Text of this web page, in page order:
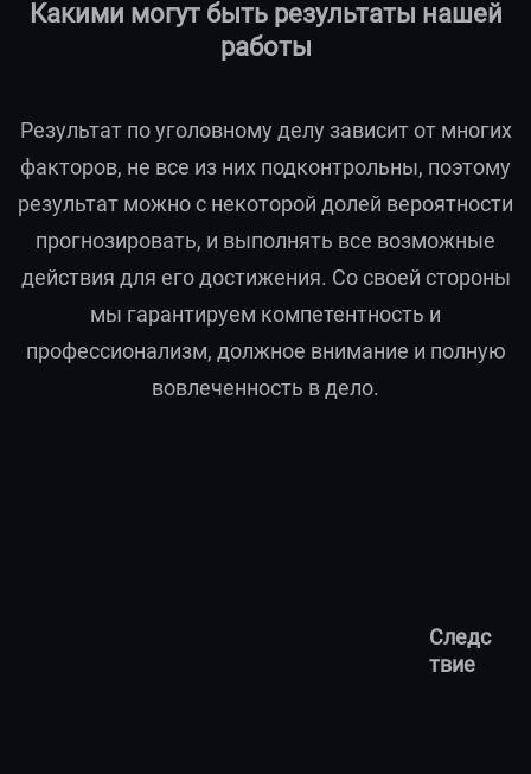
Какими могут быть результаты нашей
работы
Результат по уголовному делу зависит от многих
факторов, не все из них подконтрольны, поэтому
результат можно с некоторой долей вероятности
прогнозировать, и выполнять все возможные
действия для его достижения. Со своей стороны
мы гарантируем компетентность и
профессионализм, должное внимание и полную
вовлеченность в дело.
Следс
твие